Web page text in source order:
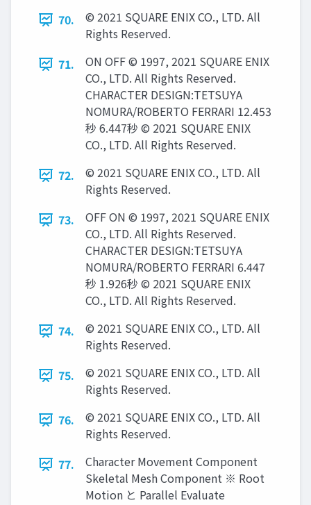
70.
© 2021 SQUARE ENIX CO., LTD. All
Rights Reserved.
71.
ON OFF © 1997, 2021 SQUARE ENIX
CO., LTD. All Rights Reserved.
CHARACTER DESIGN:TETSUYA
NOMURA/ROBERTO FERRARI 12.453
秒 6.447秒 © 2021 SQUARE ENIX
CO., LTD. All Rights Reserved.
72.
© 2021 SQUARE ENIX CO., LTD. All
Rights Reserved.
73.
OFF ON © 1997, 2021 SQUARE ENIX
CO., LTD. All Rights Reserved.
CHARACTER DESIGN:TETSUYA
NOMURA/ROBERTO FERRARI 6.447
秒 1.926秒 © 2021 SQUARE ENIX
CO., LTD. All Rights Reserved.
74.
© 2021 SQUARE ENIX CO., LTD. All
Rights Reserved.
75.
© 2021 SQUARE ENIX CO., LTD. All
Rights Reserved.
76.
© 2021 SQUARE ENIX CO., LTD. All
Rights Reserved.
77.
Character Movement Component
Skeletal Mesh Component ※ Root
Motion と Parallel Evaluate